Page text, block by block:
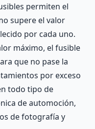
permiten el
supere el valor
por cada uno.
máximo, el fusible
que no pase la
por exceso
todo tipo de
de automoción,
de fotografía y